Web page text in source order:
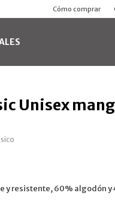
Cómo comprar
Unisex
y resistente, 60% algodón y